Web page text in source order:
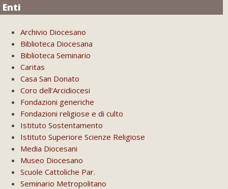
Enti
Archivio Diocesano
Biblioteca Diocesana
Biblioteca Seminario
Caritas
Casa San Donato
Coro dell’Arcidiocesi
Fondazioni generiche
Fondazioni religiose e di culto
Istituto Sostentamento
Istituto Superiore Scienze Religiose
Media Diocesani
Museo Diocesano
Scuole Cattoliche Par.
Seminario Metropolitano